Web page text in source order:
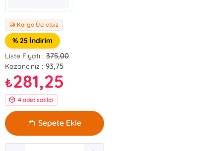
Kargo Ücretsiz
% 25 İndirim
Liste Fiyatı : 375,00
Kazancınız : 93,75
₺281,25
4 adet satıldı
Sepete Ekle